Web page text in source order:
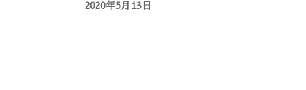
2020年5月13日